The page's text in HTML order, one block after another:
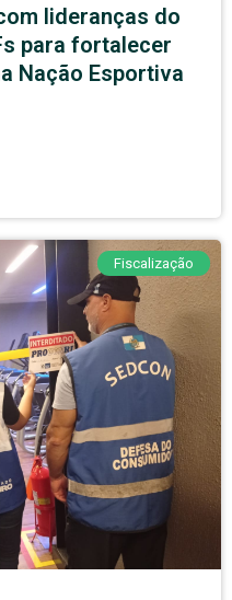
lideranças do
para fortalecer
Nação Esportiva
Fiscalização